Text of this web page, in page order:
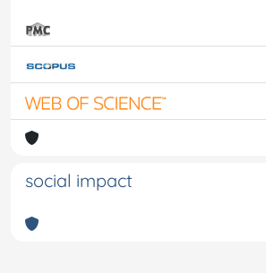
social impact